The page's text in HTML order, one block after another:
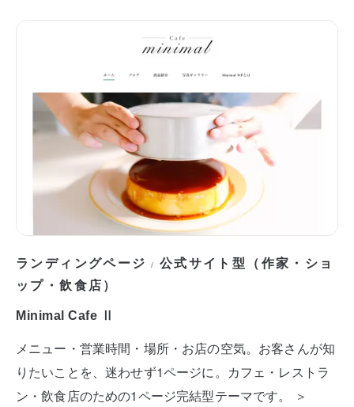
ランディングページ / 公式サイト型（作家・ショ
ップ・飲食店）
Minimal Cafe Ⅱ
メニュー・営業時間・場所・お店の空気。お客さんが知
りたいことを、迷わせず1ページに。カフェ・レストラ
ン・飲食店のための1ページ完結型テーマです。 ＞